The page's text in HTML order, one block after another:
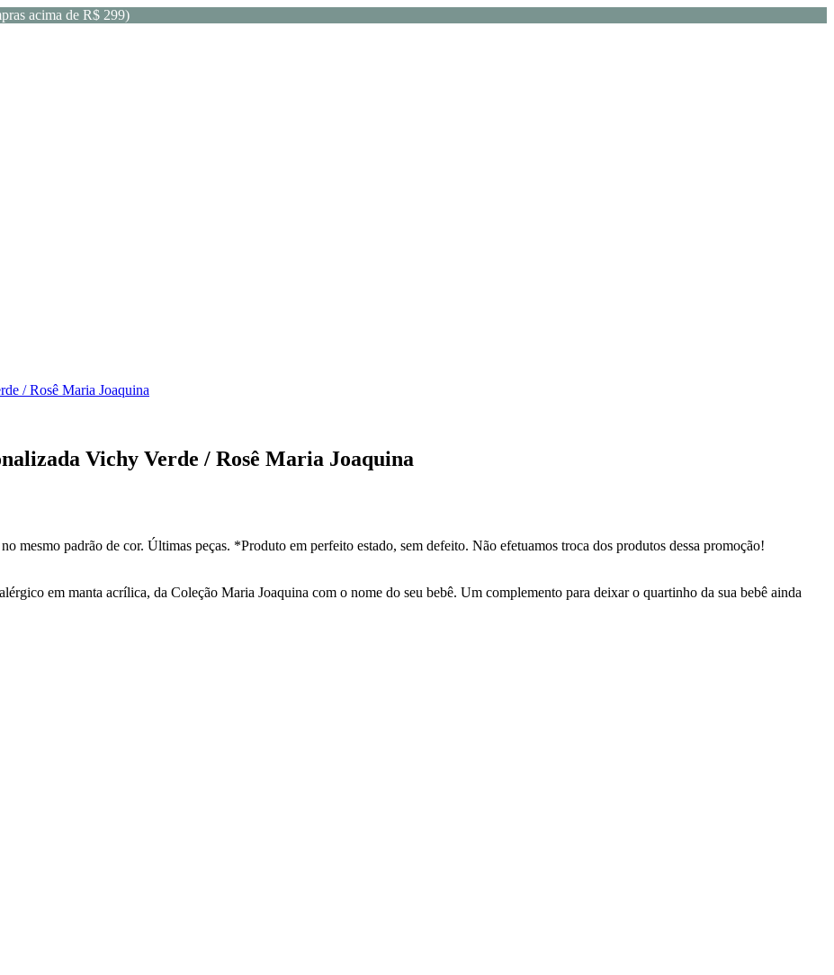
acima de R$ 299)
/ Rosê Maria Joaquina
Vichy Verde / Rosê Maria Joaquina
mesmo padrão de cor. Últimas peças. *Produto em perfeito estado, sem defeito. Não efetuamos troca dos produtos dessa promoção!
em manta acrílica, da Coleção Maria Joaquina com o nome do seu bebê. Um complemento para deixar o quartinho da sua bebê ainda